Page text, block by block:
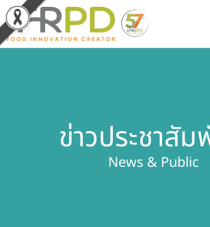
ผลิตภัณฑ์และจำหน่าย
ข่าวประชาสั
News & Public